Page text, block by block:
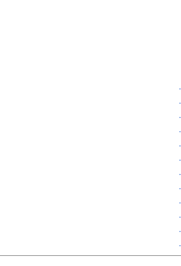
·
·
·
·
·
·
·
·
·
·
·
·